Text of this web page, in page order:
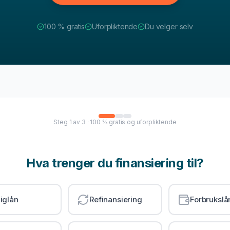
100 % gratis Uforpliktende Du velger selv
Steg 1 av 3 · 100 % gratis og uforpliktende
Hva trenger du finansiering til?
Refinansiering